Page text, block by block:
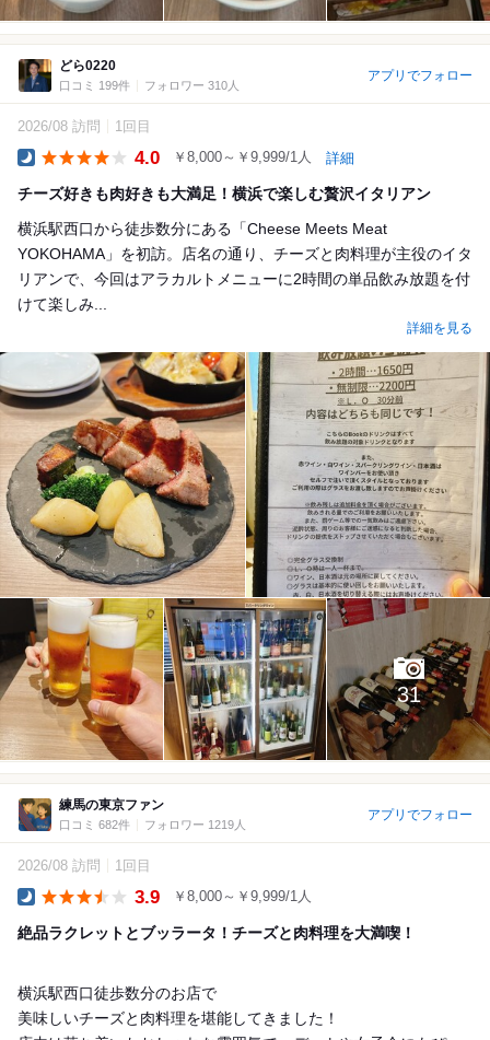
どら0220
口コミ 199件 フォロワー 310人
アプリでフォロー
2026/08 訪問 1回目
4.0 ￥8,000～￥9,999/1人 詳細
チーズ好きも肉好きも大満足！横浜で楽しむ贅沢イタリアン
横浜駅西口から徒歩数分にある「Cheese Meets Meat
YOKOHAMA」を初訪。店名の通り、チーズと肉料理が主役のイタ
リアンで、今回はアラカルトメニューに2時間の単品飲み放題を付
けて楽しみ...
詳細を見る
31
練馬の東京ファン
口コミ 682件 フォロワー 1219人
アプリでフォロー
2026/08 訪問 1回目
3.9 ￥8,000～￥9,999/1人
絶品ラクレットとブッラータ！チーズと肉料理を大満喫！
横浜駅西口徒歩数分のお店で
美味しいチーズと肉料理を堪能してきました！